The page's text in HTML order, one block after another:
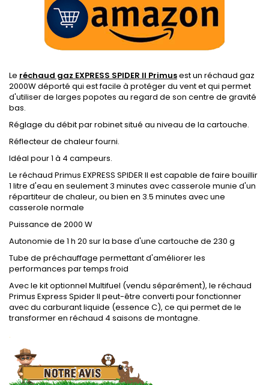
Le réchaud gaz EXPRESS SPIDER II Primusest un réchaud gaz
2000W déporté qui est facile à protéger du vent et qui permet
d'utiliser de larges popotes au regard de son centre de gravité
bas.
Réglage du débit par robinet situé au niveau de la cartouche.
Réflecteur de chaleur fourni.
Idéal pour 1 à 4 campeurs.
Le réchaud Primus EXPRESS SPIDER II est capable de faire bouillir
1 litre d'eau en seulement 3 minutes avec casserole munie d'un
répartiteur de chaleur, ou bien en 3.5 minutes avec une
casserole normale
Puissance de 2000 W
Autonomie de 1 h 20 sur la base d'une cartouche de 230 g
Tube de préchauffage permettant d'améliorer les
performances par temps froid
Avec le kit optionnel Multifuel (vendu séparément), le réchaud
Primus Express Spider II peut-être converti pour fonctionner
avec du carburant liquide (essence C), ce qui permet de le
transformer en réchaud 4 saisons de montagne.
.